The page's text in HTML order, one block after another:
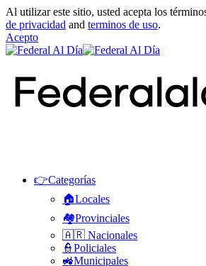
Al utilizar este sitio, usted acepta los
de privacidad and terminos de uso.
Acepto
👉Categorías
🏠Locales
🏘️Provinciales
🇦🇷 Nacionales
👮Policiales
🚜Municipales